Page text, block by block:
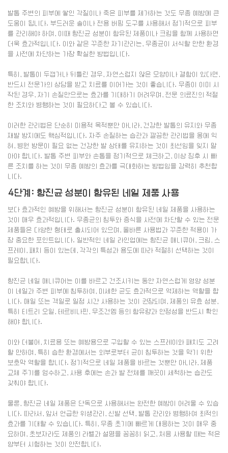
발톱 주변의 피부에 쌓인 각질이나 죽은 피부를 제거하는 것도 무좀 예방에 큰
도움이 됩니다. 부드러운 솔이나 전용 버핑 도구를 사용해서 정기적으로 피부
를 관리해야 하며, 이때 항진균 성분이 함유된 제품이나 크림을 함께 사용하면
더욱 효과적입니다. 이와 같은 꾸준한 자기관리는, 무좀균이 서식할 만한 환경
을 사전에 차단하는 가장 확실한 방법입니다.
특히, 발톱이 두껍거나 뒤틀린 경우, 자연스럽지 않은 모양이나 결함이 있다면,
반드시 전문가의 상담을 받고 치료를 이어가는 것이 좋습니다. 무좀이 이미 시
작된 경우, 자기 손질만으로는 효과를 기대하기 어려우며, 전문 의료진의 적절
한 조치와 병행하는 것이 필요하다고 볼 수 있습니다.
이러한 관리법은 단순히 미용적 목적뿐만 아니라, 건강한 발톱의 유지와 무좀
재발 방지에도 핵심적입니다. 자주 손질하는 습관과 깔끔한 관리법을 몸에 익
혀, 병원 방문이 필요 없는 건강한 발 상태를 유지하는 것이 최선임을 잊지 말
아야 합니다. 발톱 주변 피부와 손톱을 정기적으로 체크하고, 이상 징후 시 빠
른 조치를 하는 것이 무좀 예방의 효과를 극대화하는 방법임을 강력히 추천합
니다.
4단계: 항진균 성분이 함유된 네일 제품 사용
보다 효과적인 예방을 위해서는 항진균 성분이 함유된 네일 제품을 사용하는
것이 매우 효과적입니다. 무좀균의 침투와 증식을 사전에 차단할 수 있는 전문
제품들은 다양한 형태로 출시되어 있으며, 올바른 사용법과 꾸준한 적용이 가
장 중요한 포인트입니다. 일반적인 네일 라인업에는 항진균 매니큐어, 크림, 스
프레이, 패치 등이 있는데, 각각의 특성과 용도에 따라 적절히 선택하는 것이
필요합니다.
항진균 네일 매니큐어는 이를 바르고 건조시키는 동안 자연스럽게 영양 성분
이 네일과 주변 피부에 침투하여, 미세한 균도 효과적으로 억제하는 역할을 합
니다. 매일 또는 격일로 일정 시간 사용하는 것이 권장되며, 제품의 유효 성분,
특히 티트리 오일, 테르비나핀, 무조건엠 등의 함유량과 안정성을 반드시 확인
해야 합니다.
이와 더불어, 치료용 또는 예방용으로 구입할 수 있는 스프레이와 패치도 고려
할 만하며, 특히 습한 환경에서는 외부로부터 균이 침투하는 것을 막기 위한
보호막 역할을 합니다. 정기적으로 네일 제품을 바르는 것뿐만 아니라, 제품
교체 주기를 엄수하고, 사용 후에는 손과 발 전체를 깨끗이 세척하는 습관도
갖춰야 합니다.
물론, 항진균 네일 제품은 단독으로 사용해서는 완전한 예방이 어려울 수 있습
니다. 따라서, 앞서 언급한 위생관리, 신발 선택, 발톱 관리와 병행하여 최적의
효과를 기대할 수 있습니다. 특히, 무좀 초기에 빠르게 대응하는 것이 매우 중
요하며, 초보자라도 제품의 라벨과 설명을 꼼꼼히 읽고, 처음 사용할 때는 적은
양부터 시험하는 것이 안전합니다.